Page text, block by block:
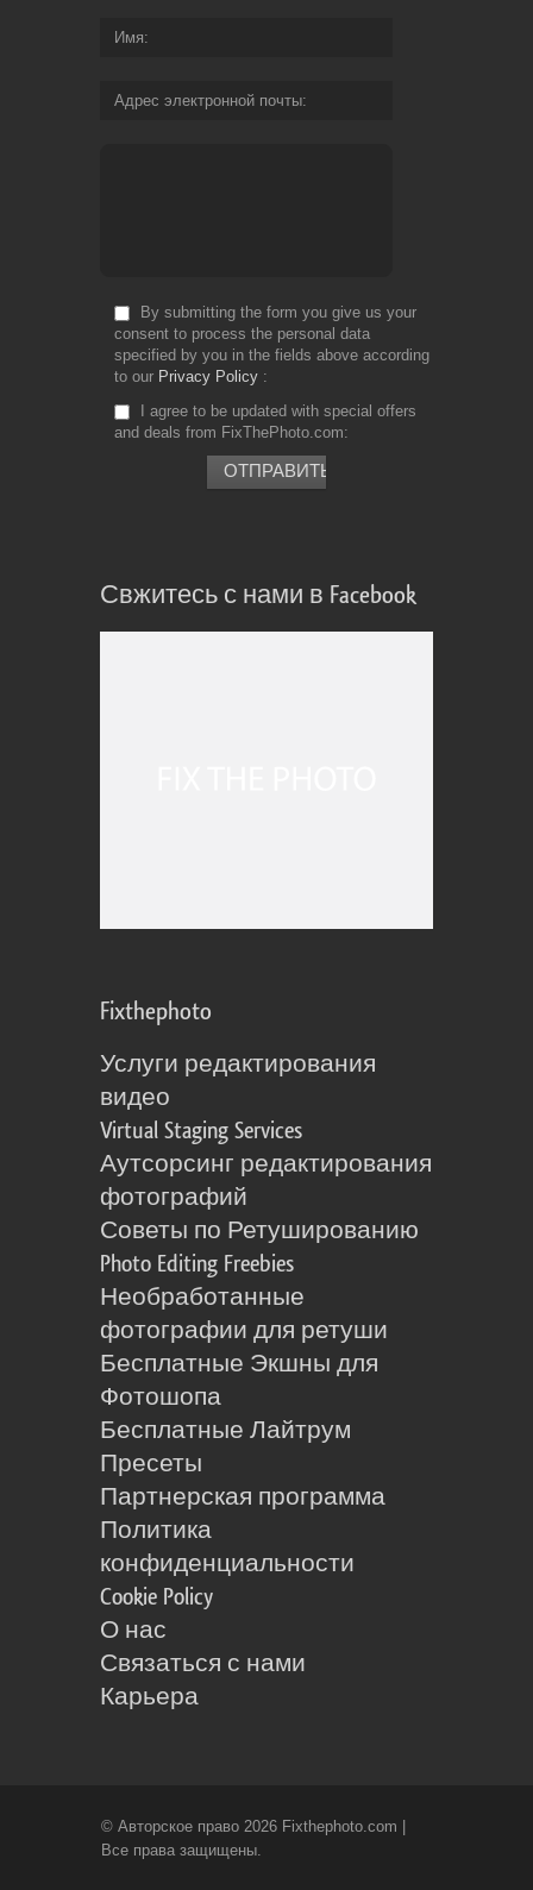
Имя
Адрес электронной почты
By submitting the form you give us your
consent to process the personal data
specified by you in the fields above according
to our Privacy Policy
I agree to be updated with special offers
and deals from FixThePhoto.com
Свжитесь с нами в Facebook
Fixthephoto
Услуги редактирования
видео
Virtual Staging Services
Аутсорсинг редактирования
фотографий
Советы по Ретушированию
Photo Editing Freebies
Необработанные
фотографии для ретуши
Бесплатные Экшны для
Фотошопа
Бесплатные Лайтрум
Пресеты
Партнерская программа
Политика
конфиденциальности
Cookie Policy
О нас
Связаться с нами
Карьера
© Авторское право 2026 Fixthephoto.com |
Все права защищены.